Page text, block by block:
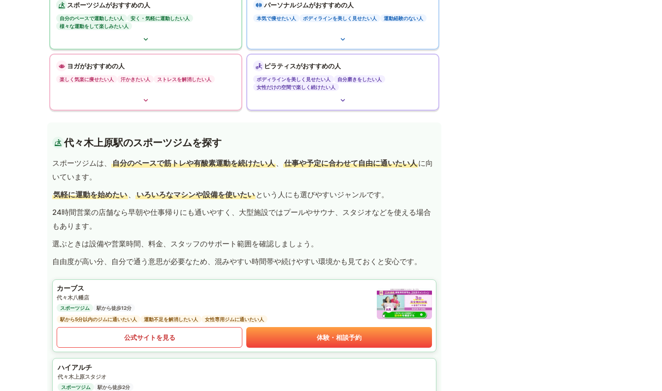
スポーツジムがおすすめの人
自分のペースで運動したい人
安く・気軽に運動したい人
様々な運動をして楽しみたい人
パーソナルジムがおすすめの人
本気で痩せたい人 ボディラインを美しく見せたい人 運動経験のない人
ヨガがおすすめの人
楽しく気楽に痩せたい人 汗かきたい人 ストレスを解消したい人
ピラティスがおすすめの人
ボディラインを美しく見せたい人
自分磨きをしたい人
女性だけの空間で楽しく続けたい人
代々木上原駅のスポーツジムを探す
スポーツジムは、 自分のペースで筋トレや有酸素運動を続けたい人 、 仕事や予定に合わせて自由に通いたい人に向
いています。
気軽に運動を始めたい 、 いろいろなマシンや設備を使いたい という人にも選びやすいジャンルです。
24時間営業の店舗なら早朝や仕事帰りにも通いやすく、大型施設ではプールやサウナ、スタジオなどを使える場合
もあります。
選ぶときは設備や営業時間、料金、スタッフのサポート範囲を確認しましょう。
自由度が高い分、自分で通う意思が必要なため、混みやすい時間帯や続けやすい環境かも見ておくと安心です。
カーブス
代々木八幡店
スポーツジム
駅から徒歩12分
駅から5分以内のジムに通いたい人
運動不足を解消したい人 女性専用ジムに通いたい人
公式サイトを見る 体験・相談予約
ハイアルチ
代々木上原スタジオ
スポーツジム
駅から徒歩2分